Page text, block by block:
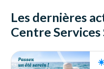
Les dernières
Centre Services